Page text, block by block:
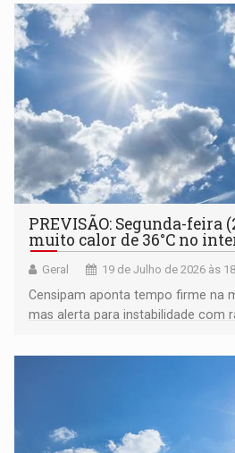
PREVISÃO: Segunda-feira
muito calor de 36°C no
Geral 19 de Julho de 2026 às
Censipam aponta tempo firme na
mas alerta para instabilidade com